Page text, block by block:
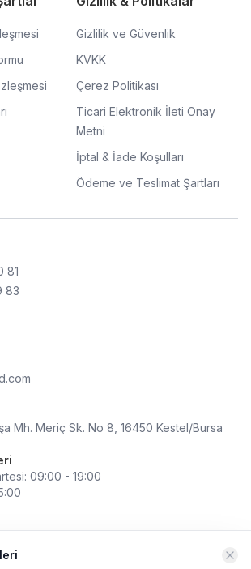
Gizlilik ve Güvenlik
KVKK
Çerez Politikası
Ticari Elektronik İleti Onay
Metni
İptal & İade Koşulları
Ödeme ve Teslimat Şartları
81
83
Mh. Meriç Sk. No 8, 16450 Kestel/Bursa
: 09:00 - 19:00